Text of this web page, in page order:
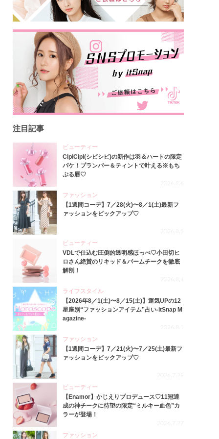
注目記事
ビューティー
CipiCipi(シピシピ)の新作は羽＆ハートの限定
パケ！プランパー＆ティントで叶える※もち
ぷる唇♡
2026.8.6
ファッション
【1週間コーデ】7／28(火)〜8／1(土)最新フ
ァッションをピックアップ♡
2026.8.5
ビューティー
VDLで仕込む圧倒的透明感ほっぺ♡小田切ヒ
ロさん絶賛のリキッド＆バームチークを徹底
解剖！
2026.8.4
ライフスタイル
【2026年8／1(土)〜8／15(土)】運気UPの12
星座別“ファッションアイテム”占い-itSnap M
agazine-
2026.8.1
ファッション
【1週間コーデ】7／21(火)〜7／25(土)最新フ
ァッションをピックアップ♡
2026.7.29
ビューティー
【Enamor】かじえりプロデュース♡11冠達
成の神チークに待望の限定“ミルキー血色”カ
ラーが登場！
2026.7.27
ファッション